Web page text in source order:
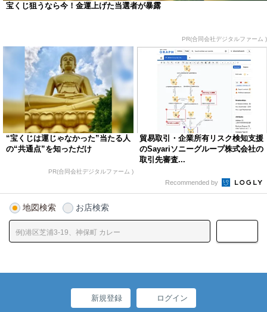
宝くじ狙うなら今！金運上げた当選者が暴露
PR(合同会社デジタルファーム )
“宝くじは運じゃなかった”当たる人
の“共通点”を知っただけ
PR(合同会社デジタルファーム )
貿易取引・企業所有リスク検知支援
のSayariソニーグループ株式会社の
取引先審査...
Recommended by
地図検索 お店検索
新規登録 ログイン